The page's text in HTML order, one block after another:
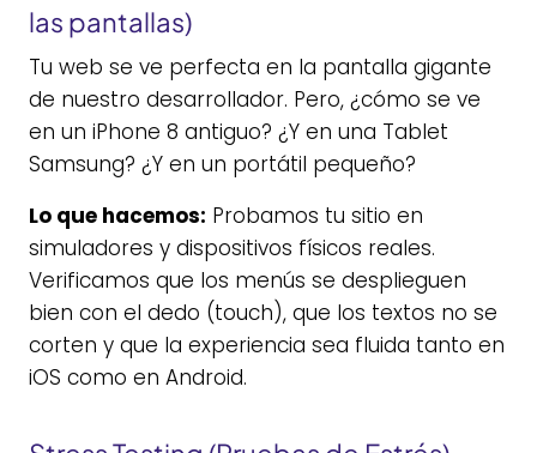
las pantallas)
Tu web se ve perfecta en la pantalla gigante
de nuestro desarrollador. Pero, ¿cómo se ve
en un iPhone 8 antiguo? ¿Y en una Tablet
Samsung? ¿Y en un portátil pequeño?
Lo que hacemos: Probamos tu sitio en
simuladores y dispositivos físicos reales.
Verificamos que los menús se desplieguen
bien con el dedo (touch), que los textos no se
corten y que la experiencia sea fluida tanto en
iOS como en Android.